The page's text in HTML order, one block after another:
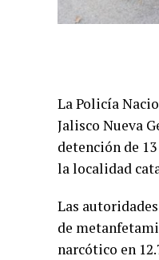
La Policía
Jalisco Nueva
detención de
la localidad
Las
de
narcótico en